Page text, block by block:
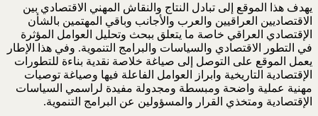
يهدف هذا الموقع إلى تبادل النتاج والنقاش المهني الاقتصادي بين
الاقتصاديين العراقيين والعرب والأجانب وباقي المهتمين بالشأن
الإقتصادي العراقي خاصة ما يتعلق ببحث وتحليل العوامل المؤثرة
في التطور الاقتصادي والسياسات والبرامج التنموية. وفي هذا الإطار
يعمل الموقع على التوصل إلى صياغة خلاصة نقدية بناءة للتطورات
الإقتصادية التاريخية وابراز العوامل الفاعلة فيها وصياغة توصيات
مهنية عملية واضحة ومبسطة ومجدولة مفيدة لراسمي السياسات
الإقتصادية ومتخذي القرار والمسؤولين عن البرامج التنموية.